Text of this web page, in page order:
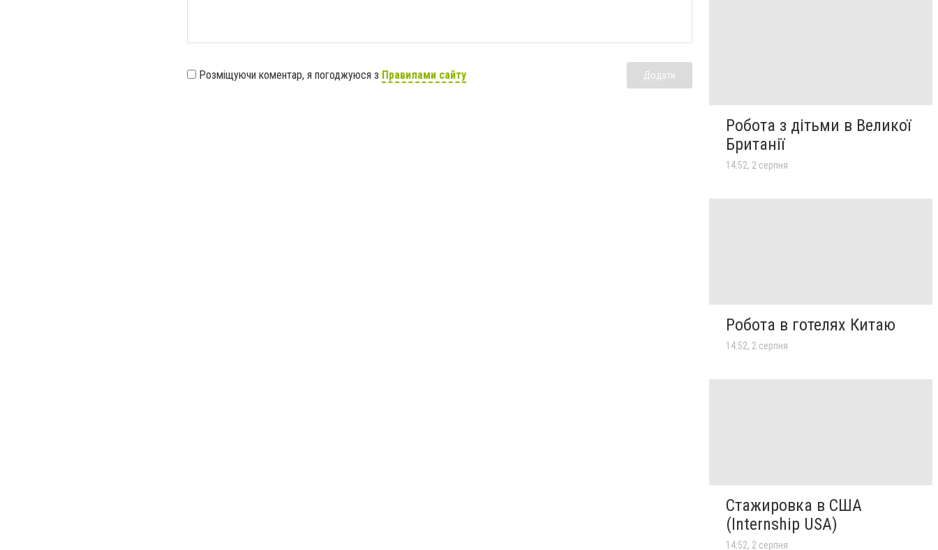
Розміщуючи коментар, я погоджуюся з Правилами сайту Додати
Робота з дітьми в Великої
Британії
14:52, 2 серпня
Робота в готелях Китаю
14:52, 2 серпня
Стажировка в США
(Internship USA)
14:52, 2 серпня